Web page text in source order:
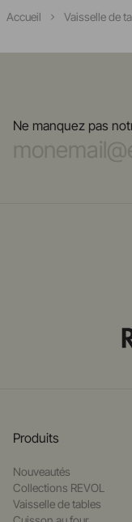
Accueil Vaisselle de
Ne manquez pas
Produits
Nouveautés
Collections REVOL
Vaisselle de tables